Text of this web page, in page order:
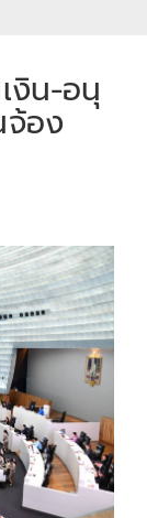
งิน-อนุ
จ้อง